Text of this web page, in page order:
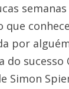
por
do
Simon